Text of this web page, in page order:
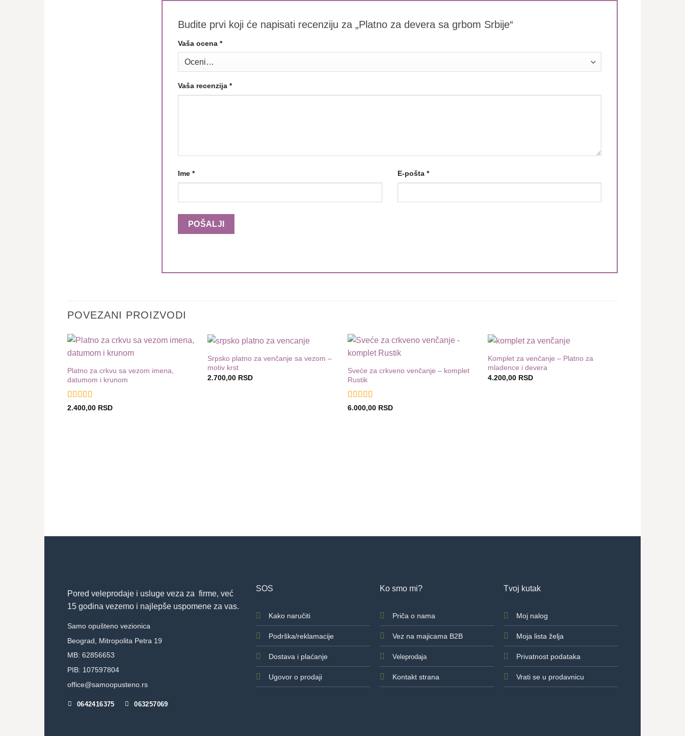
Budite prvi koji će napisati recenziju za „Platno za devera sa grbom Srbije“
Vaša ocena *
Vaša recenzija *
Ime * E-pošta *
POVEZANI PROIZVODI
Platno za crkvu sa vezom imena,
datumom i krunom
Ocenjeno
2.400,00 RSD
Dodaj
Srpsko platno za venčanje sa vezom –
motiv krst
2.700,00 RSD
u listu
želja
Sveće za crkveno venčanje – komplet
Rustik
Ocenjeno sa
6.000,00 RSD
Komplet za venčanje – Platno za
mladence i devera
4.200,00 RSD
Pored veleprodaje i usluge veza za firme, već
15 godina vezemo i najlepše uspomene za vas.
Samo opušteno vezionica
Beograd, Mitropolita Petra 19
MB: 62856653
PIB: 107597804
office@samoopusteno.rs
0642416375 063257069
SOS
Kako naručiti
Podrška/reklamacije
Dostava i plaćanje
Ugovor o prodaji
Ko smo mi?
Priča o nama
Vez na majicama B2B
Veleprodaja
Kontakt strana
Tvoj kutak
Moj nalog
Moja lista želja
Privatnost podataka
Vrati se u prodavnicu